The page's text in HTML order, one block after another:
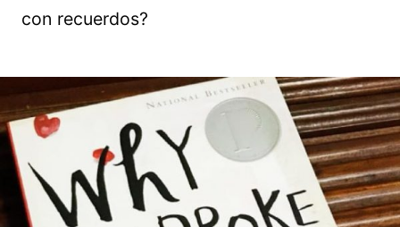
con recuerdos?